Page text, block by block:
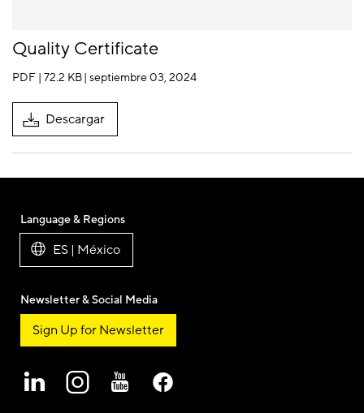
Quality Certificate
PDF | 72.2 KB| septiembre 03, 2024
Descargar
Language & Regions
ES | México
Newsletter & Social Media
Sign Up for Newsletter